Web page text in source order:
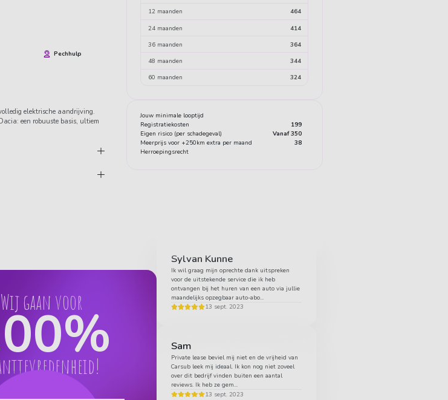
Pechhulp
elektrische aandrijving.
een robuuste basis, ultiem
12 maanden 464
24 maanden 414
36 maanden 364
48 maanden 344
60 maanden 324
Jouw minimale looptijd
Registratiekosten
199
Eigen risico (per schadegeval)
Vanaf 350
Meerprijs voor +250km extra per maand
38
Herroepingsrecht
Wij gaan voor%
Sylvan Kunne
Ik wil graag mijn oprechte dank uitspreken
voor de uitstekende service die ik heb
ontvangen bij het huren van een auto via jullie
maandelijks opzegbaar auto-abo...
13 sept. 2023
Sam
Private lease beviel mij niet en de vrijheid van
Carsub leek mij ideaal. Ik kon nog niet zoveel
over dit bedrijf vinden buiten een aantal
reviews. Ik heb ze gem...
13 sept. 2023